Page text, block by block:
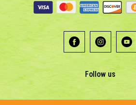
Follow us